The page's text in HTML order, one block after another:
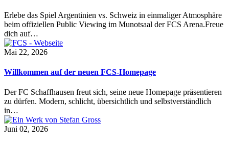
Erlebe das Spiel Argentinien vs. Schweiz in einmaliger Atmosphäre
beim offiziellen Public Viewing im Munotsaal der FCS Arena.Freue
dich auf…
Mai 22, 2026
Willkommen auf der neuen FCS-Homepage
Der FC Schaffhausen freut sich, seine neue Homepage präsentieren
zu dürfen. Modern, schlicht, übersichtlich und selbstverständlich
in…
Juni 02, 2026